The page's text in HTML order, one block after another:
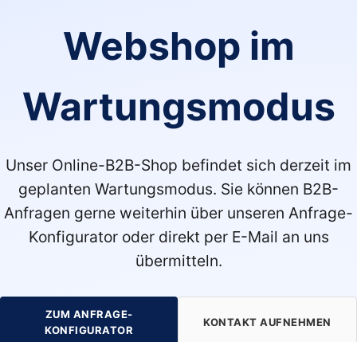
Webshop im
Wartungsmodus
Unser Online-B2B-Shop befindet sich derzeit im
geplanten Wartungsmodus. Sie können B2B-
Anfragen gerne weiterhin über unseren Anfrage-
Konfigurator oder direkt per E-Mail an uns
übermitteln.
ZUM ANFRAGE-
KONFIGURATOR
KONTAKT AUFNEHMEN